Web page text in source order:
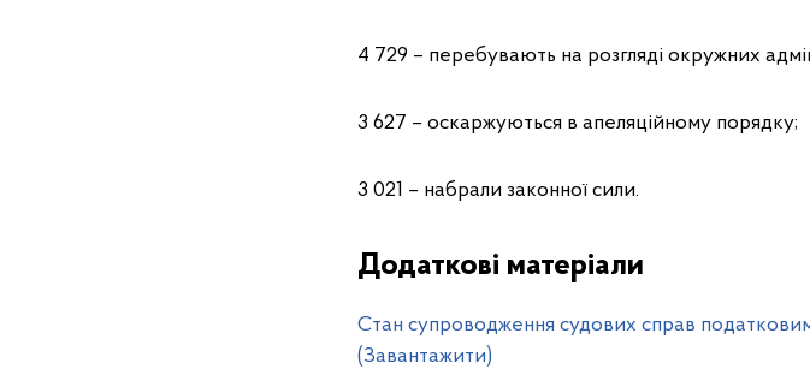
4 729 – перебувають на розгляді окружних
3 627 – оскаржуються в апеляційному порядку;
3 021 – набрали законної сили.
Додаткові матеріали
Cтан супроводження судових справ
(Завантажити)